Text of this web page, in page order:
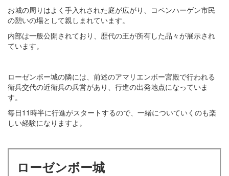
お城の周りはよく手入れされた庭が広がり、コペンハーゲン市民
の憩いの場として親しまれています。
内部は一般公開されており、歴代の王が所有した品々が展示され
ています。
ローゼンボー城の隣には、前述のアマリエンボー宮殿で行われる
衛兵交代の近衛兵の兵営があり、行進の出発地点になっていま
す。
毎日11時半に行進がスタートするので、一緒についていくのも楽
しい経験になりますよ。
ローゼンボー城